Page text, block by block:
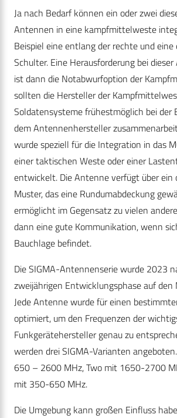
Ja nach Bedarf können ein oder zwei
Antennen in eine kampfmittelweste
Beispiel eine entlang der rechte und
Schulter. Eine Herausforderung bei
ist dann die Notabwurfoption der
sollten die Hersteller der
Soldatensysteme frühestmöglich bei
dem Antennenhersteller
wurde speziell für die Integration in das
einer taktischen Weste oder einer
entwickelt. Die Antenne verfügt über ein
Muster, das eine Rundumabdeckung
ermöglicht im Gegensatz zu vielen
dann eine gute Kommunikation, wenn
Bauchlage befindet.
Die SIGMA-Antennenserie wurde 2023
zweijährigen Entwicklungsphase auf
Jede Antenne wurde für einen
optimiert, um den Frequenzen der
Funkgerätehersteller genau zu
werden drei SIGMA-Varianten
650 – 2600 MHz, Two mit 1650-2700
mit 350-650 MHz.
Die Umgebung kann großen Einfluss